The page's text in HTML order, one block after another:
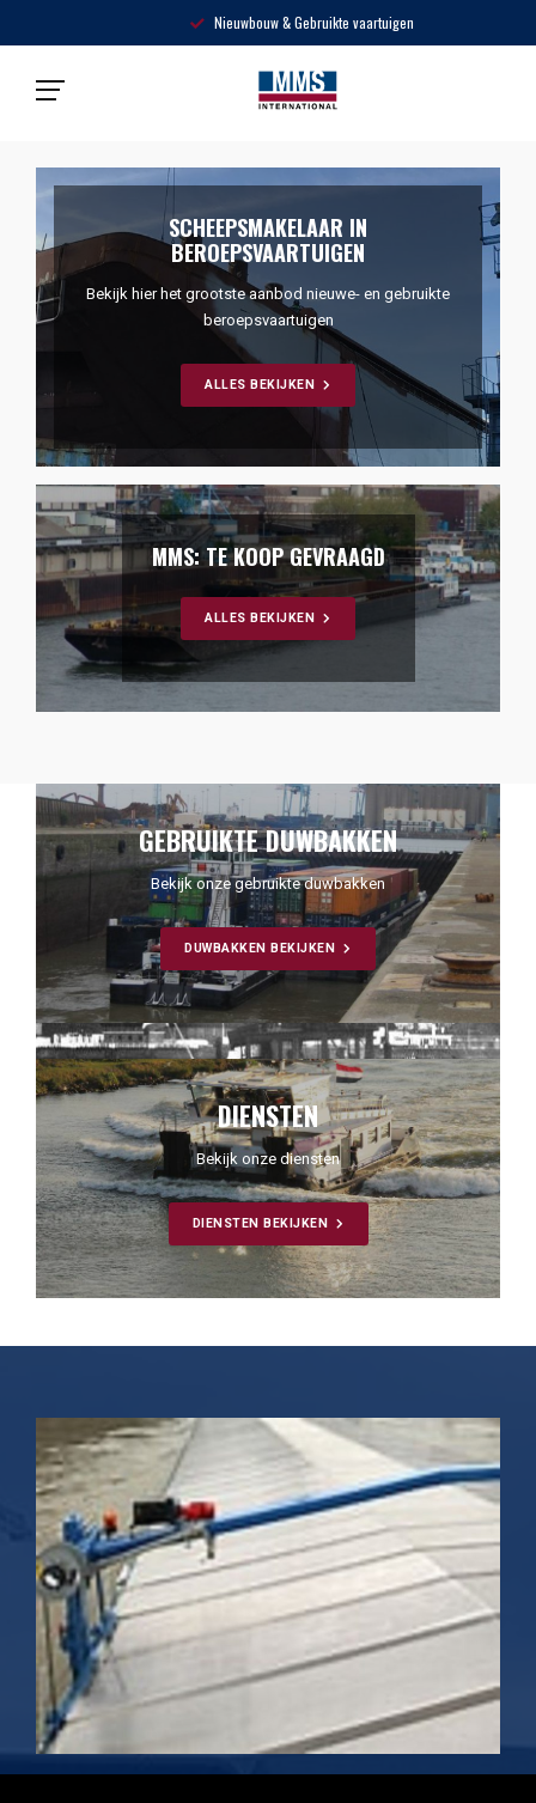
Nieuwbouw & Gebruikte vaartuigen
SCHEEPSMAKELAAR IN
BEROEPSVAARTUIGEN
Bekijk hier het grootste aanbod nieuwe- en gebruikte
beroepsvaartuigen
ALLES BEKIJKEN
MMS: TE KOOP GEVRAAGD
ALLES BEKIJKEN
GEBRUIKTE DUWBAKKEN
Bekijk onze gebruikte duwbakken
DUWBAKKEN BEKIJKEN
DIENSTEN
Bekijk onze diensten
DIENSTEN BEKIJKEN